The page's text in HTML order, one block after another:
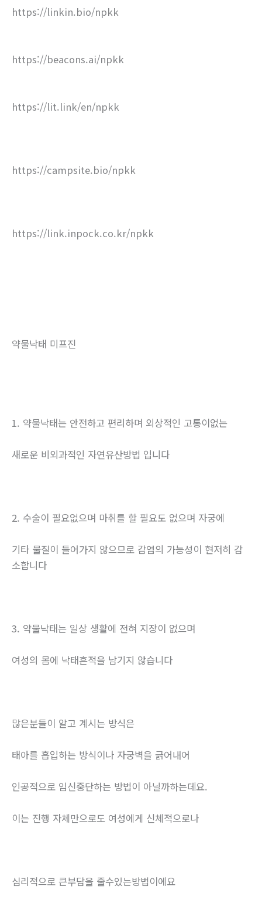
https://linkin.bio/npkk
https://beacons.ai/npkk
https://lit.link/en/npkk
https://campsite.bio/npkk
https://link.inpock.co.kr/npkk
약물낙태 미프진
1. 약물낙태는 안전하고 편리하며 외상적인 고통이없는
새로운 비외과적인 자연유산방법 입니다
2. 수술이 필요없으며 마취를 할 필요도 없으며 자궁에
기타 물질이 들어가지 않으므로 감염의 가능성이 현저히 감
소합니다
3. 약물낙태는 일상 생활에 전혀 지장이 없으며
여성의 몸에 낙태흔적을 남기지 않습니다
많은분들이 알고 계시는 방식은
태아를 흡입하는 방식이나 자궁벽을 긁어내어
인공적으로 임신중단하는 방법이 아닐까하는데요.
이는 진행 자체만으로도 여성에게 신체적으로나
심리적으로 큰부담을 줄수있는방법이에요